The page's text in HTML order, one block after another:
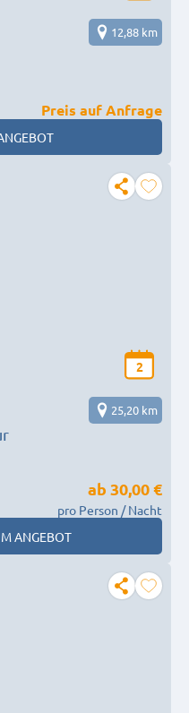
12,88 km
Preis auf Anfrage
2
25,20 km
ab 30,00 €
pro Person / Nacht
ANGEBOT